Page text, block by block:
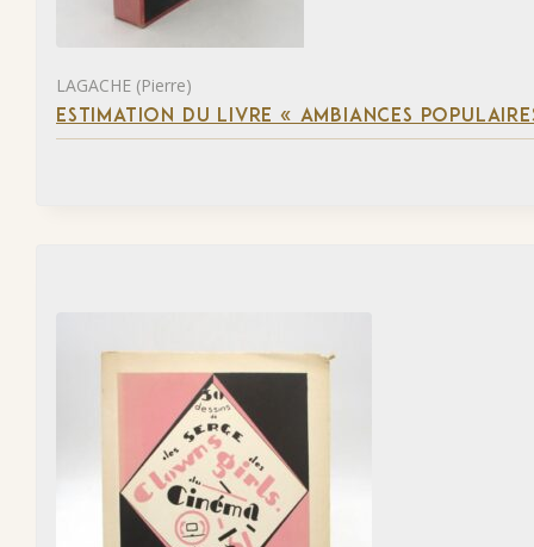
LAGACHE (Pierre)
ESTIMATION DU LIVRE « AMBIANCES